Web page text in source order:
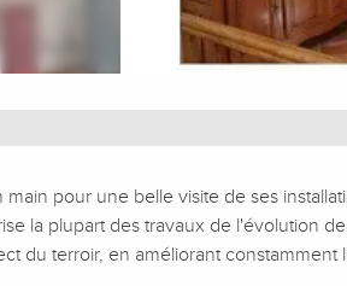
pour une belle visite de ses
la plupart des travaux de l'évolution
du terroir, en améliorant constamment